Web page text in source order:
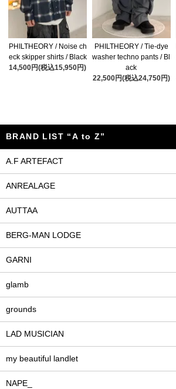
PHILTHEORY / Noise ch
eck skipper shirts / Black
14,500円(税込15,950円)
PHILTHEORY / Tie-dye
washer techno pants / Bl
ack
22,500円(税込24,750円)
BRAND LIST “A to Z”
A.F ARTEFACT
ANREALAGE
AUTTAA
BERG-MAN LODGE
GARNI
glamb
grounds
LAD MUSICIAN
my beautiful landlet
NAPE_